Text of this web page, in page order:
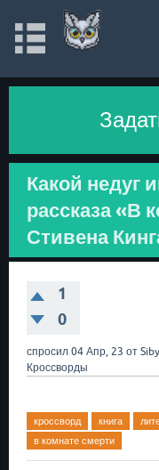
Какой недуг
рассказа «В
Стивена
1
0
спросил 04 Апр, 23 от
Кроссворды
кроссворд книга
в комнате смерти